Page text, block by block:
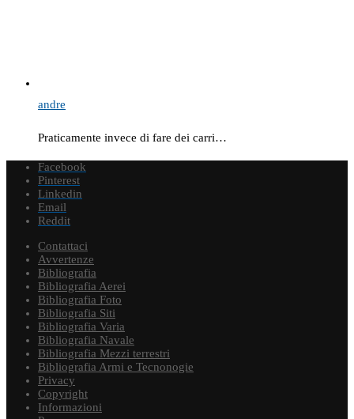
andre
Praticamente invece di fare dei carri…
Facebook
Pinterest
Linkedin
Email
Reddit
Contattaci
Avvertenze
Bibliografia
Bibliografia Aerei
Bibliografia Foto
Bibliografia Siti
Bibliografia Varia
Bibliografia Navale
Bibliografia Mezzi terrestri
Bibliografia Armi e Tecnonogie
Privacy
Copyright
Informazioni